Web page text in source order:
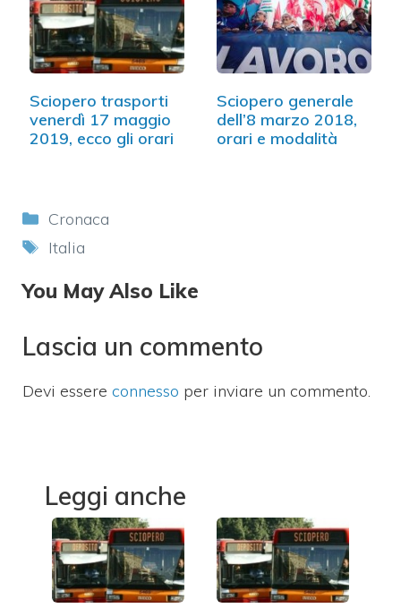
Sciopero trasporti
venerdì 17 maggio
2019, ecco gli orari
Sciopero generale
dell’8 marzo 2018,
orari e modalità
Categorie
Cronaca
Tag
Italia
You May Also Like
Lascia un commento
Devi essere connesso per inviare un commento.
Leggi anche